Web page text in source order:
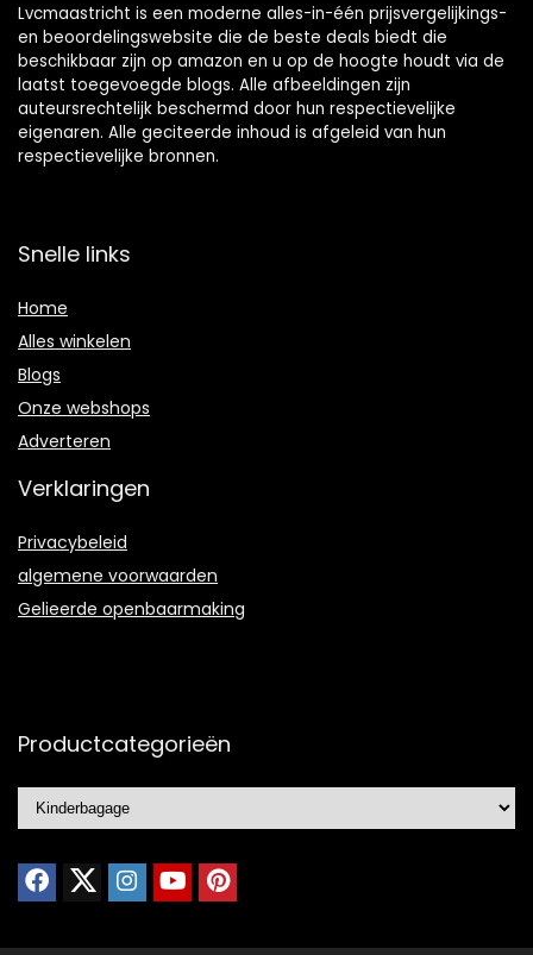
Lvcmaastricht is een moderne alles-in-één prijsvergelijkings-
en beoordelingswebsite die de beste deals biedt die
beschikbaar zijn op amazon en u op de hoogte houdt via de
laatst toegevoegde blogs. Alle afbeeldingen zijn
auteursrechtelijk beschermd door hun respectievelijke
eigenaren. Alle geciteerde inhoud is afgeleid van hun
respectievelijke bronnen.
Snelle links
Home
Alles winkelen
Blogs
Onze webshops
Adverteren
Verklaringen
Privacybeleid
algemene voorwaarden
Gelieerde openbaarmaking
Productcategorieën